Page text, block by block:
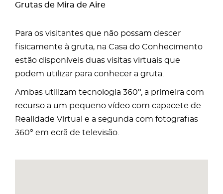
Grutas de Mira de Aire
Para os visitantes que não possam descer
fisicamente à gruta, na Casa do Conhecimento
estão disponíveis duas visitas virtuais que
podem utilizar para conhecer a gruta.
Ambas utilizam tecnologia 360º, a primeira com
recurso a um pequeno vídeo com capacete de
Realidade Virtual e a segunda com fotografias
360º em ecrã de televisão.